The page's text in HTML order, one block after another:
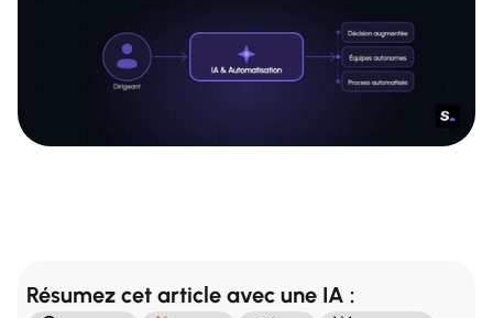
Résumez cet article avec une IA :